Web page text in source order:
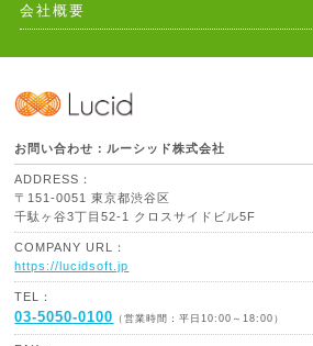
会社概要
お問い合わせ：ルーシッド株式会社
ADDRESS：
〒151-0051 東京都渋谷区
千駄ヶ谷3丁目52-1 クロスサイドビル5F
COMPANY URL：
https://lucidsoft.jp
TEL：
03-5050-0100 （営業時間：平日10:00～18:00）